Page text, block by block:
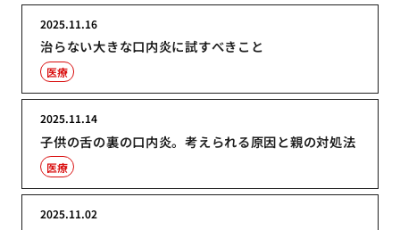
治らない大きな口内炎に試すべきこと
2025.11.16
医療
子供の舌の裏の口内炎。考えられる原因と親の対処法
2025.11.14
医療
2025.11.02